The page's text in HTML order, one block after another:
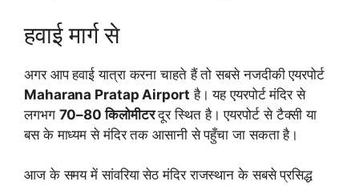
हवाई मार्ग से
अगर आप हवाई यात्रा करना चाहते हैं तो सबसे नजदीकी एयरपोर्ट
Maharana Pratap Airport है। यह एयरपोर्ट मंदिर से
लगभग 70–80 किलोमीटरदूर स्थित है। एयरपोर्ट से टैक्सी या
बस के माध्यम से मंदिर तक आसानी से पहुँचा जा सकता है।
आज के समय में सांवरिया सेठ मंदिर राजस्थान के सबसे प्रसिद्ध